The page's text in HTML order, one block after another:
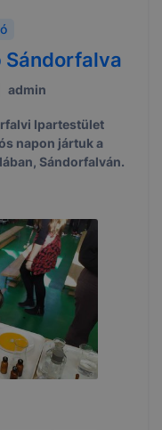
Sándorfalva
admin
Ipartestület
napon jártuk a
Sándorfalván.